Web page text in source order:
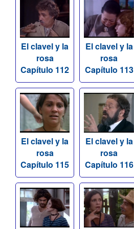
El clavel y la
rosa
Capítulo 112
El clavel y la
rosa
Capítulo 113
El clavel y la
rosa
Capítulo 115
El clavel y la
rosa
Capítulo 116